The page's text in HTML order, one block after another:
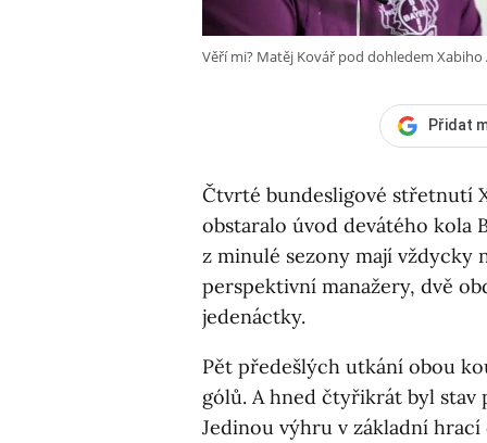
Věří mi? Matěj Kovář pod dohledem Xabiho
Přidat
Čtvrté bundesligové střetnutí
obstaralo úvod devátého kola
z minulé sezony mají vždycky
perspektivní manažery, dvě
jedenáctky.
Pět předešlých utkání obou
gólů. A hned čtyřikrát byl stav
Jedinou výhru v základní